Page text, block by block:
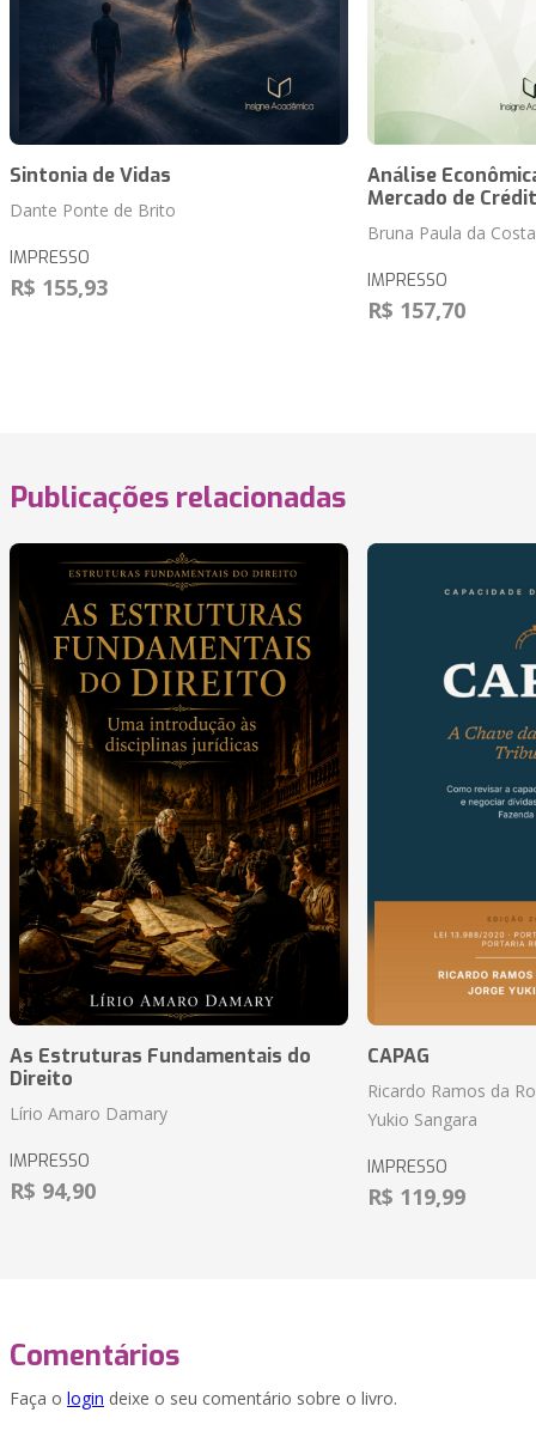
Sintonia de Vidas
Dante Ponte de Brito
IMPRESSO
R$ 155,93
Análise
Mercado de
Bruna Paula da
IMPRESSO
R$ 157,70
Publicações relacionadas
As Estruturas Fundamentais do
Direito
Lírio Amaro Damary
IMPRESSO
R$ 94,90
CAPAG
Ricardo Ramos da
Yukio Sangara
IMPRESSO
R$ 119,99
Comentários
Faça o login deixe o seu comentário sobre o livro.